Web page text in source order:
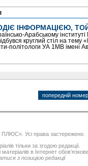
ІНФОРМАЦІЄЮ,
Арабському
круглий стіл на тему
політологи УА 1MB імені
попередній номер
Усі права застережено.
тільки за згодою редакції.
в Інтернет
з позицією редакції